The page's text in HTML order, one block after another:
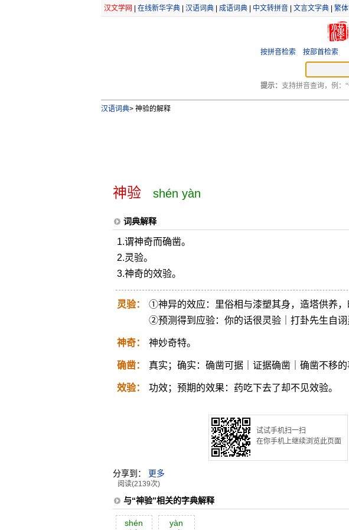
汉文学网 在线新华字典| 汉语词典| 成语词典| 中文转拼音| 文言文字典| 繁
按拼音检索 按部首检索
提示： 支持拼音查询，例：
汉语词典>神验的解释
神验 shén yàn
词典解释
1.谓神奇而确凿。
2.灵验。
3.神奇的效验。
灵验：
①神异的效应：里俗相与漆塑其身，造塔供养，
②预测得到应验：你的话很灵验｜打卦先生自诩
神奇： 神妙奇特。
确凿： 真实；确实：确凿可据｜证据确凿｜确凿不移的
效验： 功效；预期的效果：药吃下去了却不见效验。
试试手机扫一扫
在你手机上继续浏览此页面
分享到： 更多
阅读(2139次)
与“神验”相关的字典解释
shén yàn